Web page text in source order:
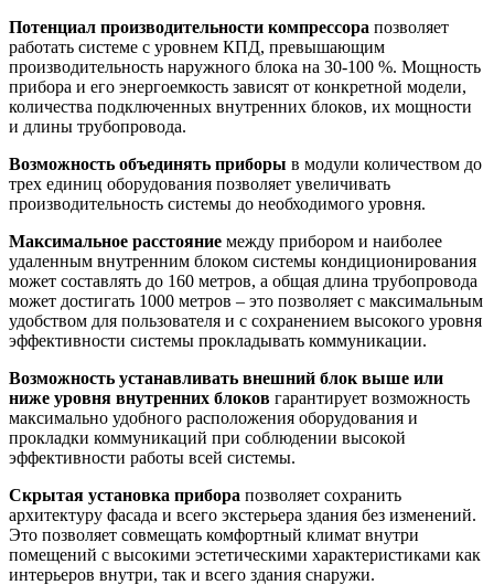
Потенциал производительности компрессора позволяет
работать системе с уровнем КПД, превышающим
производительность наружного блока на 30-100 %. Мощность
прибора и его энергоемкость зависят от конкретной модели,
количества подключенных внутренних блоков, их мощности
и длины трубопровода.
Возможность объединять приборы в модули количеством до
трех единиц оборудования позволяет увеличивать
производительность системы до необходимого уровня.
Максимальное расстояние между прибором и наиболее
удаленным внутренним блоком системы кондиционирования
может составлять до 160 метров, а общая длина трубопровода
может достигать 1000 метров – это позволяет с максимальным
удобством для пользователя и с сохранением высокого уровня
эффективности системы прокладывать коммуникации.
Возможность устанавливать внешний блок выше или
ниже уровня внутренних блоков гарантирует возможность
максимально удобного расположения оборудования и
прокладки коммуникаций при соблюдении высокой
эффективности работы всей системы.
Скрытая установка прибора позволяет сохранить
архитектуру фасада и всего экстерьера здания без изменений.
Это позволяет совмещать комфортный климат внутри
помещений с высокими эстетическими характеристиками как
интерьеров внутри, так и всего здания снаружи.